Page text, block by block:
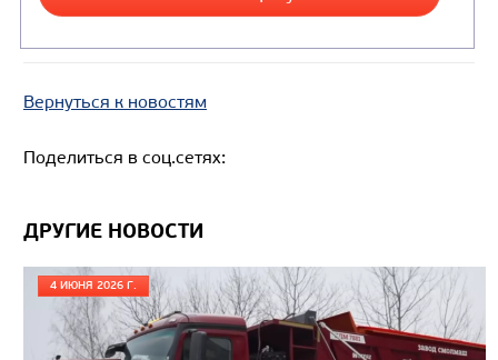
Вернуться к новостям
Поделиться в соц.сетях:
ДРУГИЕ НОВОСТИ
4 ИЮНЯ 2026 Г.